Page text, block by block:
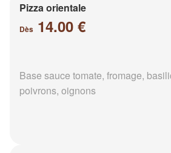
Pizza orientale
Dès 14.00 €
Base sauce tomate, fromage,
poivrons, oignons